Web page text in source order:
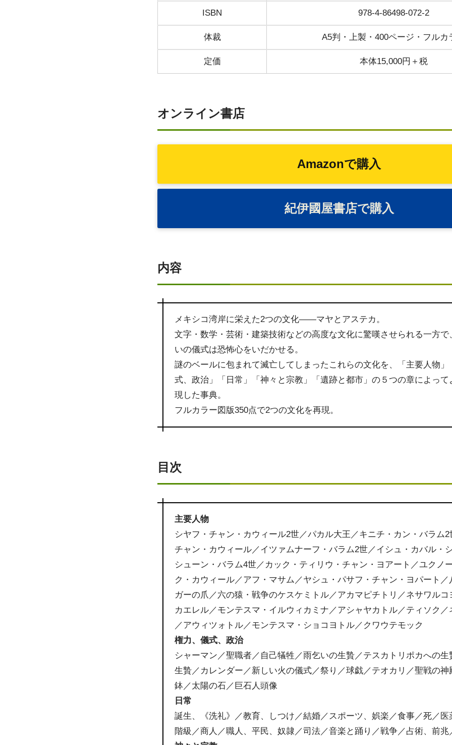
ISBN 978-4-86498-072-2
体裁 A5判・上製・400ページ・フルカ
定価 本体15,000円＋税
オンライン書店
Amazonで購入
紀伊國屋書店で購入
内容
メキシコ湾岸に栄えた2つの文化――マヤとアステカ。
文字・数学・芸術・建築技術などの高度な文化に驚嘆させられる一方で
いの儀式は恐怖心をいだかせる。
謎のベールに包まれて滅亡してしまったこれらの文化を、「主要人物」
式、政治」「日常」「神々と宗教」「遺跡と都市」の５つの章によって
現した事典。
フルカラー図版350点で2つの文化を再現。
目次
主要人物
シヤフ・チャン・カウィール2世／パカル大王／キニチ・カン・バラム
チャン・カウィール／イツァムナーフ・バラム2世／イシュ・カバル・
シューン・バラム4世／カック・ティリウ・チャン・ヨアート／ユクノ
ク・カウィール／アフ・マサム／ヤシュ・パサフ・チャン・ヨパート／
ガーの爪／六の猿・戦争のケスケミトル／アカマピチトリ／ネサワルコ
カエレル／モンテスマ・イルウィカミナ／アシャヤカトル／ティソク／
／アウィツォトル／モンテスマ・ショコヨトル／クワウテモック
権力、儀式、政治
シャーマン／聖職者／自己犠牲／雨乞いの生贄／テスカトリポカへの生
生贄／カレンダー／新しい火の儀式／祭り／球戯／テオカリ／聖戦の神
鉢／太陽の石／巨石人頭像
日常
誕生、《洗礼》／教育、しつけ／結婚／スポーツ、娯楽／食事／死／医
階級／商人／職人、平民、奴隷／司法／音楽と踊り／戦争／占術、前兆